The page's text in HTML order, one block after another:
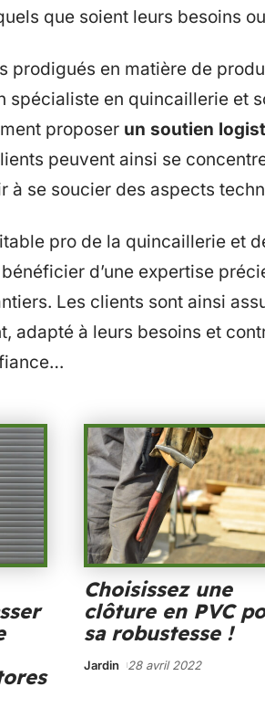
que soient leurs besoins
prodigués en matière de
spécialiste en quincaillerie et
proposer un soutien
peuvent ainsi se
à se soucier des aspects
pro de la quincaillerie et
d’une expertise
Les clients sont ainsi
adapté à leurs besoins et
Choisissez une
clôture en PVC
sa robustesse !
Jardin 28 avril 2022